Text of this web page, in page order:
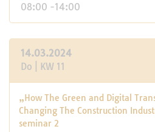
08:00 -14:00
14.03.2024
Do | KW 11
„How The Green and Digital
Changing The Construction
seminar 2